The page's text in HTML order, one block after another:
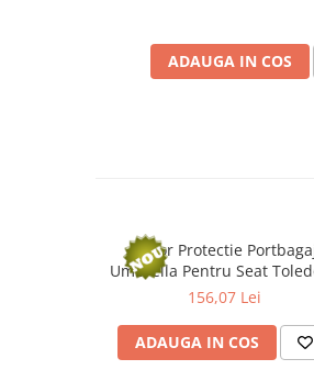
Placute frana
Senzori uzura placute
ADAUGA IN COS
Covor Protectie
Umbrella Pentru Seat
Liftback (2012-2019)
156,07 Lei
ADAUGA IN COS